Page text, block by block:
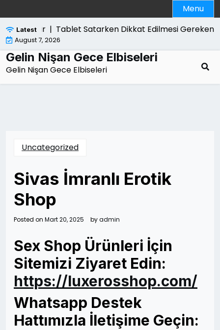
to
content
Menu
Latest
Tehlikelidir |Tablet Satarken Dikkat Edilmesi
August 7, 2026
Gelin Nişan Gece Elbiseleri
Gelin Nişan Gece Elbiseleri
Uncategorized
Sivas İmranlı Erotik
Shop
Posted on Mart 20, 2025 byadmin
Sex Shop Ürünleri İçin
Sitemizi Ziyaret Edin:
https://luxerosshop.com/
Whatsapp Destek
Hattımızla İletişime Geçin: